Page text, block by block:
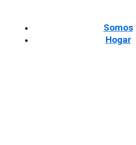
Somos
Hogar